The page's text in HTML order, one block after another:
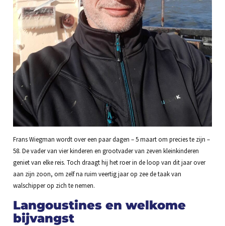
Frans Wiegman wordt over een paar dagen – 5 maart om precies te zijn –
58. De vader van vier kinderen en grootvader van zeven kleinkinderen
geniet van elke reis. Toch draagt hij het roer in de loop van dit jaar over
aan zijn zoon, om zelf na ruim veertig jaar op zee de taak van
walschipper op zich te nemen.
Langoustines en welkome
bijvangst